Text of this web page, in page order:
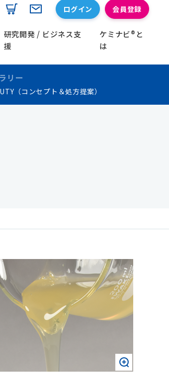
ログイン 会員登録
研究開発 / ビジネス支
援
ケミナビ®と
は
リー
（コンセプト＆処方提案）